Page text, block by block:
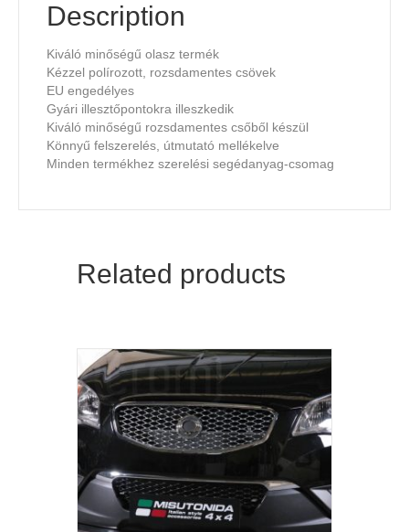
Description
Kiváló minőségű olasz termék
Kézzel polírozott, rozsdamentes csövek
EU engedélyes
Gyári illesztőpontokra illeszkedik
Kiváló minőségű rozsdamentes csőből készül
Könnyű felszerelés, útmutató mellékelve
Minden termékhez szerelési segédanyag-csomag
Related products